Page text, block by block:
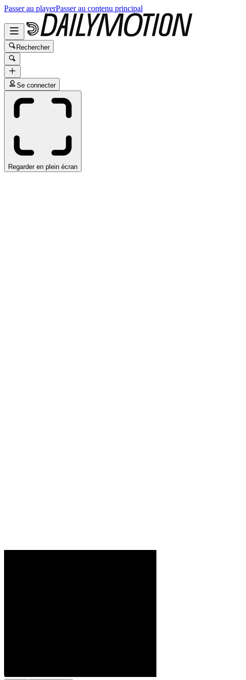
Passer au playerPasser au contenu principal
Rechercher
Se connecter
Regarder en plein écran